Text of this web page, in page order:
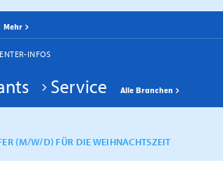
Mehr
INFOS
Service Alle Branchen
(M/W/D) FÜR DIE WEIHNACHTSZEIT